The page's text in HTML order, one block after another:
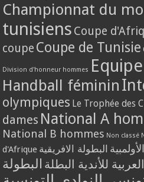
Championnat du
tunisiens Coupe
coupe Coupe de Tunisie
Division d'honneur hommes
Handball féminin
olympiques Le Trophée des
dames National A
National B hommes Non classé
d'Afrique البطولة الافريقية
للأندية البطلة البطولة